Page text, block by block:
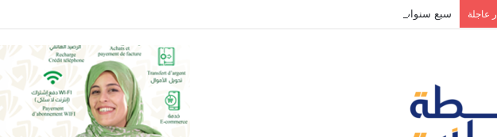
عاجلة سبع سنوات من الانفتاح والانجاز في خدمة الوطن والمواطن.